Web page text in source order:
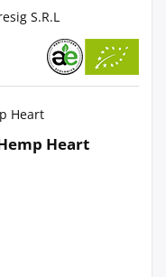
S.R.L
Heart